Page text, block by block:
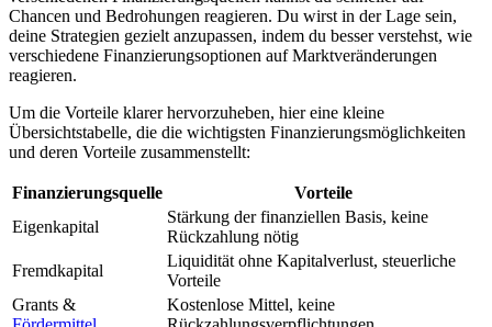
Chancen und Bedrohungen reagieren.​ Du wirst​ in der‍ Lage sein,⁤
deine Strategien‍ gezielt anzupassen, indem du⁣ besser verstehst, wie
verschiedene ‍Finanzierungsoptionen auf Marktveränderungen
reagieren.
Um⁣ die Vorteile klarer hervorzuheben, ​hier eine kleine
⁤Übersichtstabelle, die die wichtigsten Finanzierungsmöglichkeiten
und deren Vorteile zusammenstellt:
Finanzierungsquelle
Vorteile
Eigenkapital
Stärkung⁣ der finanziellen ‌Basis, keine
Rückzahlung⁣ nötig
Fremdkapital
Liquidität ohne Kapitalverlust, steuerliche
Vorteile
Grants⁣ &
Kostenlose Mittel, keine